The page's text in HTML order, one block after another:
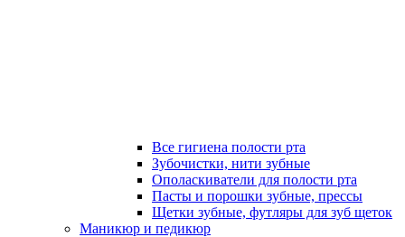
Все гигиена полости рта
Зубочистки, нити зубные
Ополаскиватели для полости рта
Пасты и порошки зубные, прессы
Щетки зубные, футляры для зуб щеток
Маникюр и педикюр